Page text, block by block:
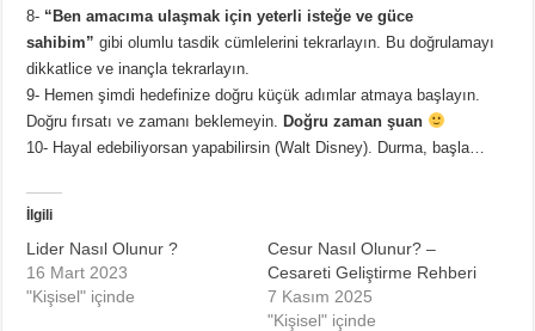
8- “Ben amacıma ulaşmak için yeterli isteğe ve güce
sahibim” gibi olumlu tasdik cümlelerini tekrarlayın. Bu doğrulamayı
dikkatlice ve inançla tekrarlayın.
9- Hemen şimdi hedefinize doğru küçük adımlar atmaya başlayın.
Doğru fırsatı ve zamanı beklemeyin.
Doğru zaman şuan
10- Hayal edebiliyorsan yapabilirsin (Walt Disney). Durma, başla…
İlgili
Lider Nasıl Olunur ?
16 Mart 2023
"Kişisel" içinde
Cesur Nasıl Olunur? –
Cesareti Geliştirme Rehberi
7 Kasım 2025
"Kişisel" içinde